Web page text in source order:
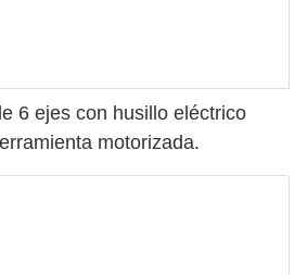
6 ejes con husillo eléctrico
motorizada.